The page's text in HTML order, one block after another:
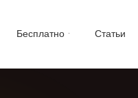
Статьи
Бесплатно